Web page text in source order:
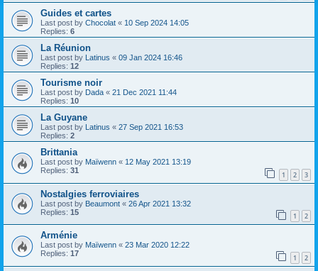
Guides et cartes
Last post by Chocolat « 10 Sep 2024 14:05
Replies: 6
La Réunion
Last post by Latinus « 09 Jan 2024 16:46
Replies: 12
Tourisme noir
Last post by Dada « 21 Dec 2021 11:44
Replies: 10
La Guyane
Last post by Latinus « 27 Sep 2021 16:53
Replies: 2
Brittania
Last post by Maïwenn « 12 May 2021 13:19
Replies: 31 1 2 3
Nostalgies ferroviaires
Last post by Beaumont « 26 Apr 2021 13:32
Replies: 15 1 2
Arménie
Last post by Maïwenn « 23 Mar 2020 12:22
Replies: 17 1 2